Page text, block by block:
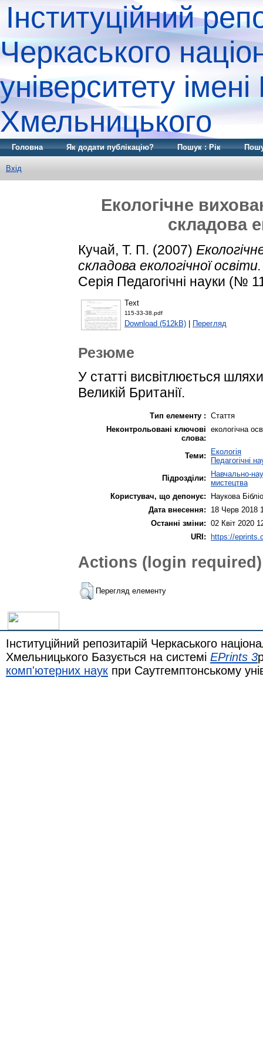
Інституційний
Черкаського
університету
Хмельницького
Головна Як додати публікацію? Пошук : Рік
Вхід
Екологічне
складова
Кучай, Т. П. (2007)
складова екологічної освіти.
Серія Педагогічні науки (№
Text
115-33-38.pdf
Download (512kB) Перегляд
Резюме
У статті висвітлюється
Великій Британії.
Тип елементу : Стаття
Неконтрольовані ключові
слова:
екологічна
Теми:
Екологія
Педагогічні
Підрозділи:
Навчально-
мистецтва
Користувач, що депонує:
Наукова
Дата внесення:
18 Черв 2018
Останні зміни: 02 Квіт 2020
URI: https://
Actions (login required)
Перегляд елементу
Інституційний репозитарій Черкаського
Хмельницького Базується на системі EPrints 3
комп'ютерних наук при Саутгемптонському